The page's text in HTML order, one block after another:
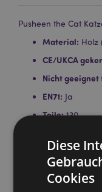
Pusheen the Cat
Material: Holz
CE/UKCA
Nicht geeignet
EN71: Ja
Teile:130
aufgeführten
sich
Sie bitte
wird es aus
Diese
Cookies